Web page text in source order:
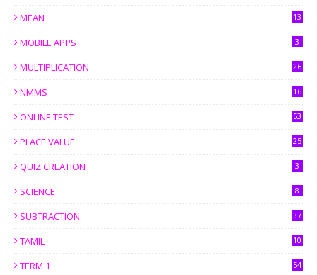
MEAN 13
MOBILE APPS 3
MULTIPLICATION 26
NMMS 16
ONLINE TEST 53
PLACE VALUE 25
QUIZ CREATION 3
SCIENCE 8
SUBTRACTION 37
TAMIL 10
TERM 1 54